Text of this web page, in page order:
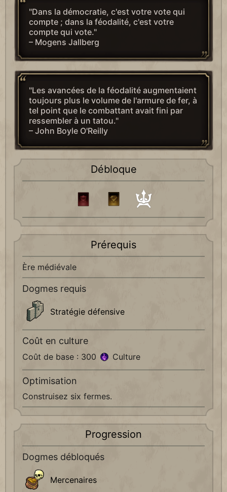
"Dans la démocratie, c'est votre vote qui
compte ; dans la féodalité, c'est votre
compte qui vote."
– Mogens Jallberg
"Les avancées de la féodalité augmentaient
toujours plus le volume de l'armure de fer, à
tel point que le combattant avait fini par
ressembler à un tatou."
– John Boyle O'Reilly
Débloque
Prérequis
Ère médiévale
Dogmes requis
Stratégie défensive
Coût en culture
Coût de base : 300 Culture
Optimisation
Construisez six fermes.
Progression
Dogmes débloqués
Mercenaires